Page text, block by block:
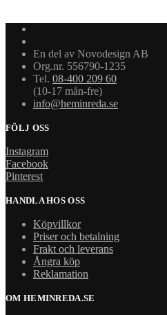
En del av Novodesign AB
Org.nr. 556790-1235
Tel. 08-400 209 60
(10-17 mån-fre)
info@heminreda.se
FÖLJ OSS
Instagram
Facebook
Pinterest
HANDLA HOS OSS
Köpvillkor
Priser och betalning
Frakt och leverans
Ångra köp
Reklamation
OM HEMINREDA.SE